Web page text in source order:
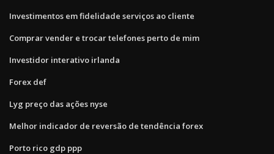
Investimentos em fidelidade serviços ao cliente
Comprar vender e trocar telefones perto de mim
Investidor interativo irlanda
Forex def
Lyg preço das ações nyse
Melhor indicador de reversão de tendência forex
Porto rico gdp ppp